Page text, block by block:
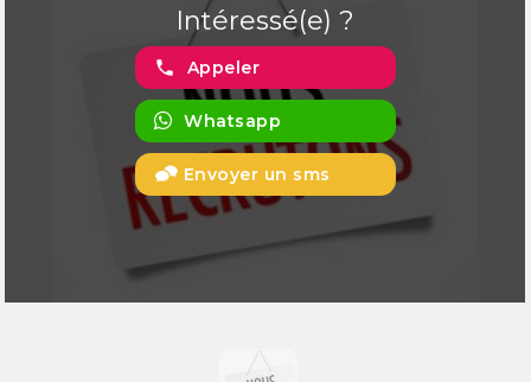
Intéressé(e) ?
phone Appeler
Whatsapp
Envoyer un sms